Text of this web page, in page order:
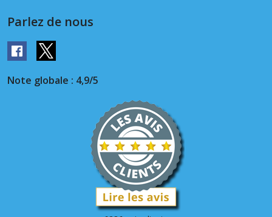
Parlez de nous
Note globale : 4,9/5